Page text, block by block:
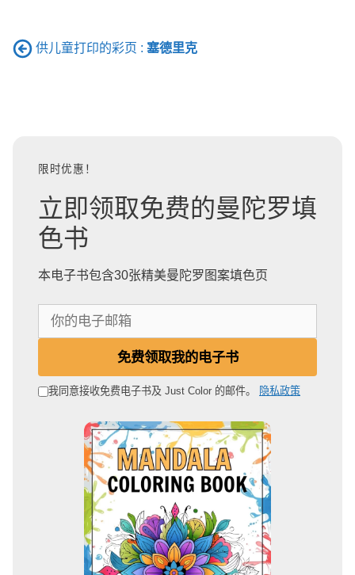
供儿童打印的彩页 : 塞德里克
限时优惠！
立即领取免费的曼陀罗填
色书
本电子书包含30张精美曼陀罗图案填色页
邮
免费领取我的电子书
我同意接收免费电子书及 Just Color 的邮件。 隐私政策